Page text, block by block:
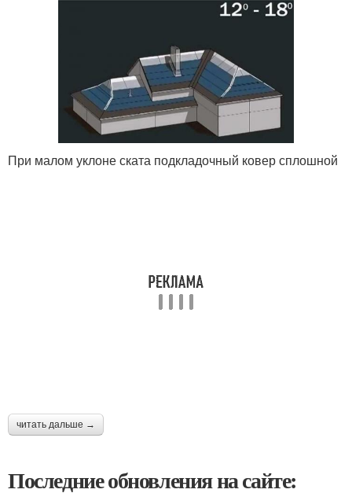
При малом уклоне ската подкладочный ковер сплошной
читать дальше →
Последние обновления на сайте: